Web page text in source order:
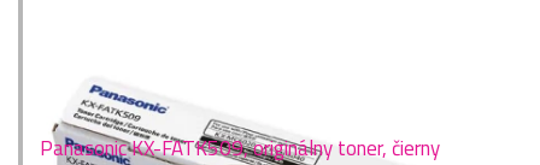
Panasonic KX-FATK509, originálny toner, čierny